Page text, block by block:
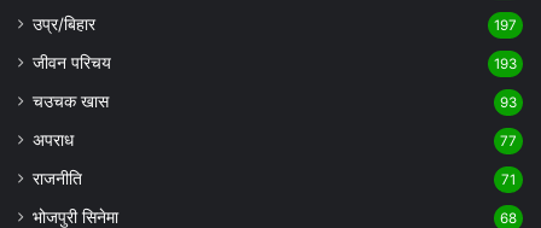
उप्र/बिहार 197
जीवन परिचय 193
चउचक खास 93
अपराध 77
राजनीति 71
भोजपुरी सिनेमा 68